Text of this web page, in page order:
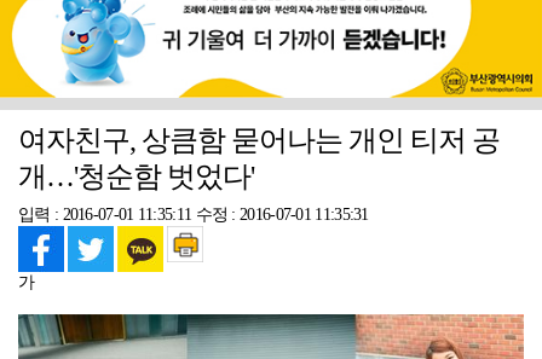
여자친구, 상큼함 묻어나는 개인 티저 공
개…'청순함 벗었다'
입력 : 2016-07-01 11:35:11 수정 : 2016-07-01 11:35:31
가